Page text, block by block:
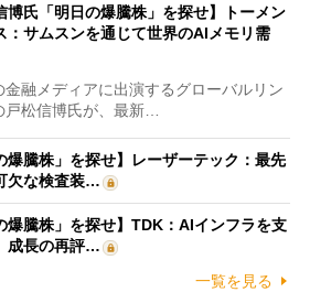
博氏「明日の爆騰株」を探せ】トーメン
：サムスンを通じて世界のAIメモリ需
融メディアに出演するグローバルリン
松信博氏が、最新…
爆騰株」を探せ】レーザーテック：最先
欠な検査装…
爆騰株」を探せ】TDK：AIインフラを支
成長の再評…
一覧を見る